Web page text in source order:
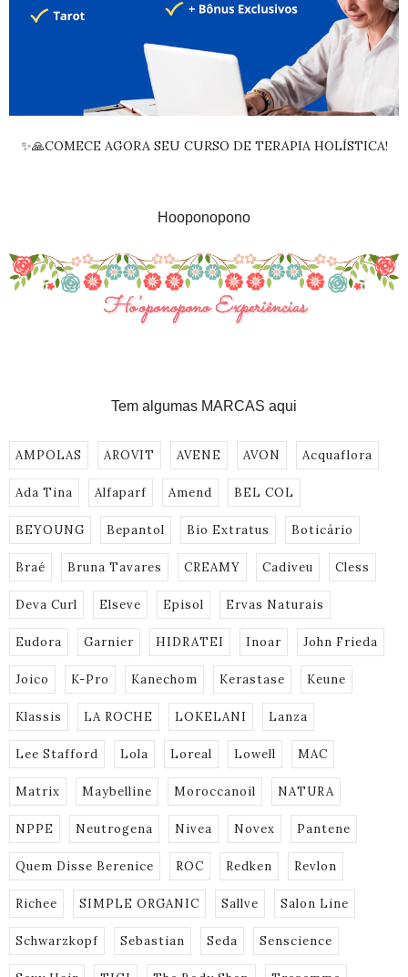
✨🙏COMECE AGORA SEU CURSO DE TERAPIA HOLÍSTICA!
Hooponopono
Tem algumas MARCAS aqui
AMPOLAS AROVIT AVENE AVON Acquaflora
Ada Tina Alfaparf Amend BEL COL
BEYOUNG Bepantol Bio Extratus Boticário
Braé Bruna Tavares CREAMY Cadiveu Cless
Deva Curl Elseve Episol Ervas Naturais
Eudora Garnier HIDRATEI Inoar John Frieda
Joico K-Pro Kanechom Kerastase Keune
Klassis LA ROCHE LOKELANI Lanza
Lee Stafford Lola Loreal Lowell MAC
Matrix Maybelline Moroccanoil NATURA
NPPE Neutrogena Nivea Novex Pantene
Quem Disse Berenice ROC Redken Revlon
Richee SIMPLE ORGANIC Sallve Salon Line
Schwarzkopf Sebastian Seda Senscience